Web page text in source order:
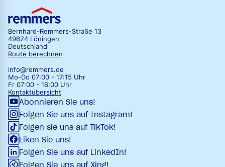
Bernhard-Remmers-Straße 13
49624 Löningen
Deutschland
Route berechnen
info@remmers.de
Mo-Do 07:00 - 17:15 Uhr
Fr 07:00 - 16:00 Uhr
Kontaktübersicht
Abonnieren Sie uns!
Folgen Sie uns auf Instagram!
Folgen sie uns auf TikTok!
Liken Sie uns!
Folgen Sie uns auf LinkedIn!
Folgen Sie uns auf Xing!